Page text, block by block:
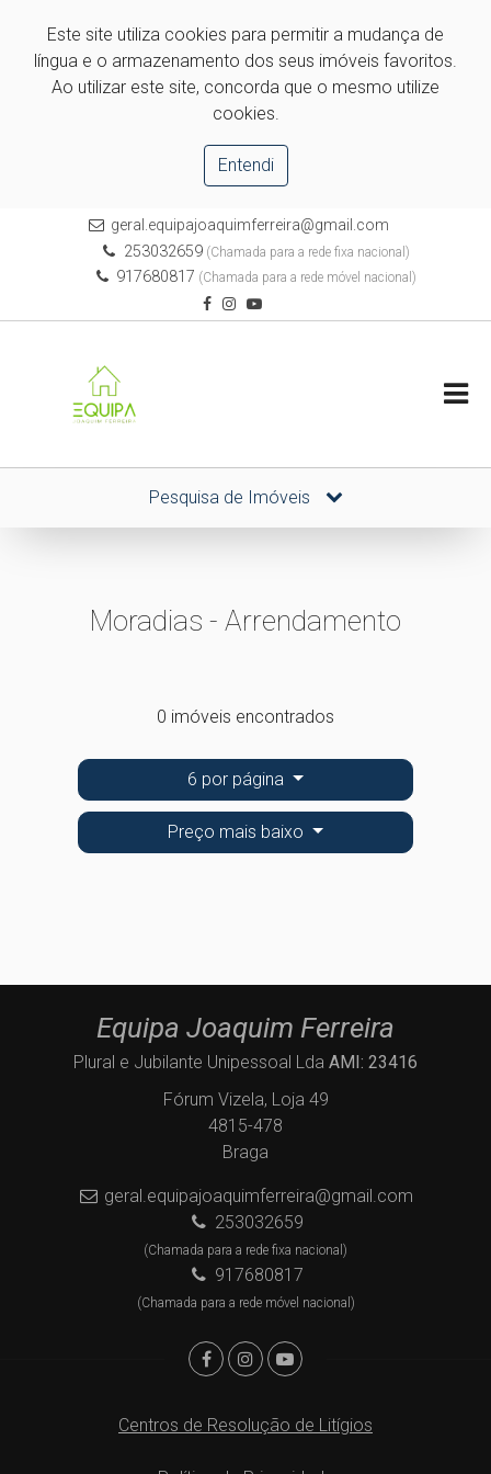
Este site utiliza cookies para permitir a mudança de
língua e o armazenamento dos seus imóveis favoritos.
Ao utilizar este site, concorda que o mesmo utilize
cookies.
Entendi
geral.equipajoaquimferreira@gmail.com
253032659(Chamada para a rede fixa nacional)
917680817 (Chamada para a rede móvel nacional)
Pesquisa de Imóveis
Moradias - Arrendamento
0 imóveis encontrados
6 por página
Preço mais baixo
Equipa Joaquim Ferreira
Plural e Jubilante Unipessoal Lda AMI: 23416
Fórum Vizela, Loja 49
4815-478
Braga
geral.equipajoaquimferreira@gmail.com
253032659
(Chamada para a rede fixa nacional)
917680817
(Chamada para a rede móvel nacional)
Centros de Resolução de Litígios